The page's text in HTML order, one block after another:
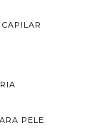
PELE